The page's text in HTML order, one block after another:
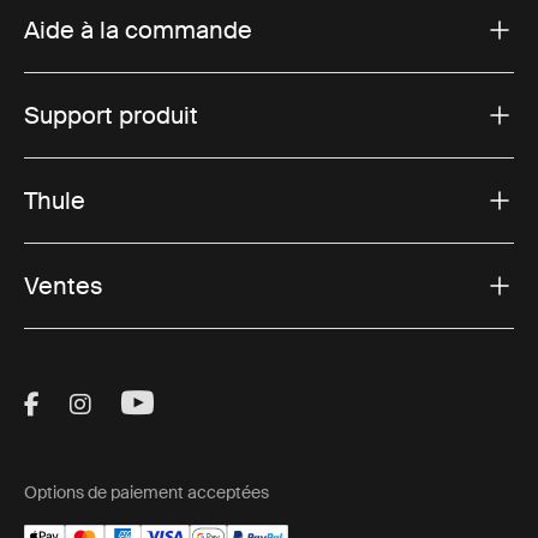
Aide à la commande
Support produit
Thule
Ventes
Visit Thule on Facebook (external link)
Visit Thule on Instagram (external link)
Visit Thule on Youtube (external
Options de paiement acceptées